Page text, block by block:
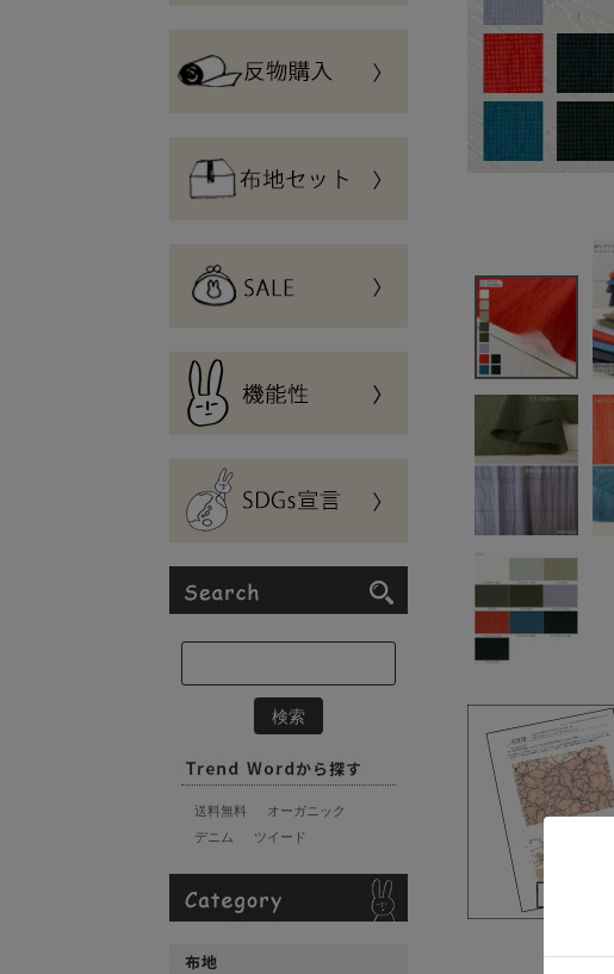
送料無料
オーガニック
デニム
ツイード